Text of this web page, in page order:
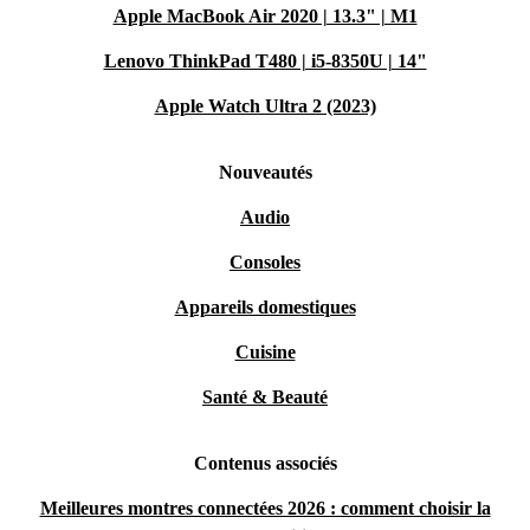
Apple MacBook Air 2020 | 13.3" | M1
Lenovo ThinkPad T480 | i5-8350U | 14"
Apple Watch Ultra 2 (2023)
Nouveautés
Audio
Consoles
Appareils domestiques
Cuisine
Santé & Beauté
Contenus associés
Meilleures montres connectées 2026 : comment choisir la